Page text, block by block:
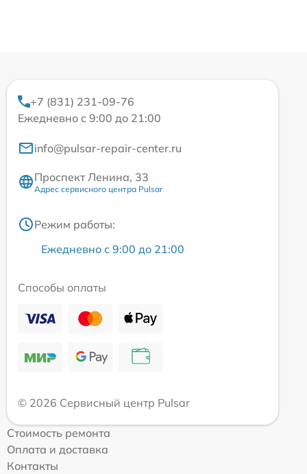
+7 (831) 231-09-76
Ежедневно с 9:00 до 21:00
info@pulsar-repair-center.ru
Проспект Ленина, 33
Адрес сервисного центра Pulsar
Режим работы:
Ежедневно с 9:00 до 21:00
Способы оплаты
© 2026 Сервисный центр Pulsar
Стоимость ремонта
Оплата и доставка
Контакты